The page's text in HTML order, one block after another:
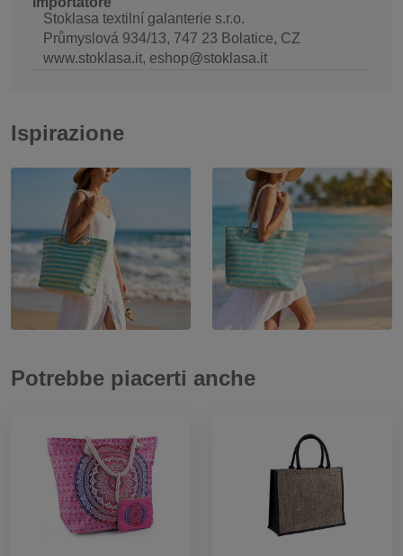
Stoklasa textilní galanterie s.r.o.
Průmyslová 934/13, 747 23 Bolatice, CZ
www.stoklasa.it, eshop@stoklasa.it
Ispirazione
Potrebbe piacerti anche